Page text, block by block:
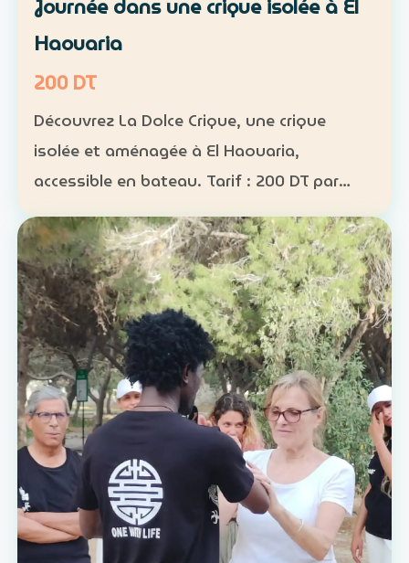
Journée dans une crique isolée à El
Haouaria
200 DT
Découvrez La Dolce Crique, une crique
isolée et aménagée à El Haouaria,
accessible en bateau. Tarif : 200 DT par
personne Fréquentation limitée : 50
personnes maximum dans la crique
Activités : kayak, paddle et snorkel…